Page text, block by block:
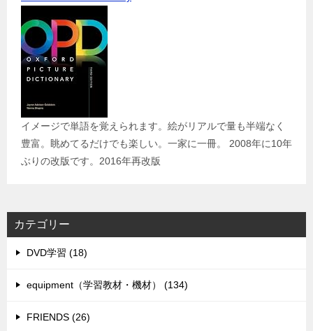
イメージで単語を覚えられます。絵がリアルで量も半端なく
豊富。眺めてるだけでも楽しい。一家に一冊。 2008年に10年
ぶりの改版です。2016年再改版
カテゴリー
DVD学習 (18)
equipment（学習教材・機材） (134)
FRIENDS (26)